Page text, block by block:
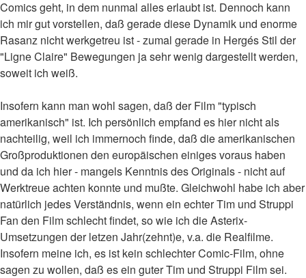
Comics geht, in dem nunmal alles erlaubt ist. Dennoch kann
ich mir gut vorstellen, daß gerade diese Dynamik und enorme
Rasanz nicht werkgetreu ist - zumal gerade in Hergés Stil der
"Ligne Claire" Bewegungen ja sehr wenig dargestellt werden,
soweit ich weiß.
Insofern kann man wohl sagen, daß der Film "typisch
amerikanisch" ist. Ich persönlich empfand es hier nicht als
nachteilig, weil ich immernoch finde, daß die amerikanischen
Großproduktionen den europäischen einiges voraus haben
und da ich hier - mangels Kenntnis des Originals - nicht auf
Werktreue achten konnte und mußte. Gleichwohl habe ich aber
natürlich jedes Verständnis, wenn ein echter Tim und Struppi
Fan den Film schlecht findet, so wie ich die Asterix-
Umsetzungen der letzen Jahr(zehnt)e, v.a. die Realfilme.
Insofern meine ich, es ist kein schlechter Comic-Film, ohne
sagen zu wollen, daß es ein guter Tim und Struppi Film sei.